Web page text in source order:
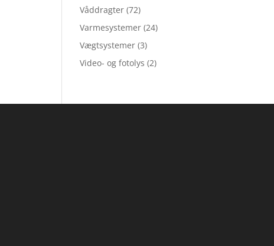
Våddragter (72)
Varmesystemer (24)
Vægtsystemer (3)
Video- og fotolys (2)